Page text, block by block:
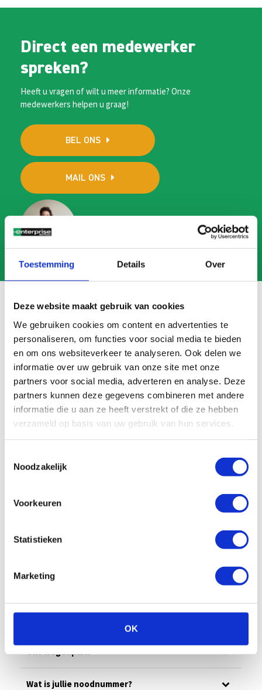
Toestemming Details Over
Deze website maakt gebruik van cookies
We gebruiken cookies om content en advertenties te
personaliseren, om functies voor social media te bieden
en om ons websiteverkeer te analyseren. Ook delen we
informatie over uw gebruik van onze site met onze
partners voor social media, adverteren en analyse. Deze
partners kunnen deze gegevens combineren met andere
informatie die u aan ze heeft verstrekt of die ze hebben
verzameld op basis van uw gebruik van hun services.
Noodzakelijk
Voorkeuren
Statistieken
Marketing
OK
Direct een medewerker
spreken?
Heeft u vragen of wilt u meer informatie? Onze
medewerkers helpen u graag!
BEL ONS
MAIL ONS
Veelgestelde vragen
Search
FAQ
Algemeen Schade/onderhoud
Ons wagenpark Financieel
Ons wagenpark
Wat is jullie noodnummer?